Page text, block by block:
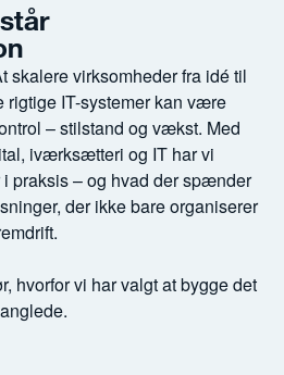
skalere virksomheder fra idé til
rigtige IT-systemer kan være
– stilstand og vækst. Med
iværksætteri og IT har vi
praksis – og hvad der spænder
der ikke bare organiserer
hvorfor vi har valgt at bygge det